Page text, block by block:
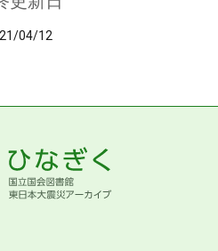
04/12